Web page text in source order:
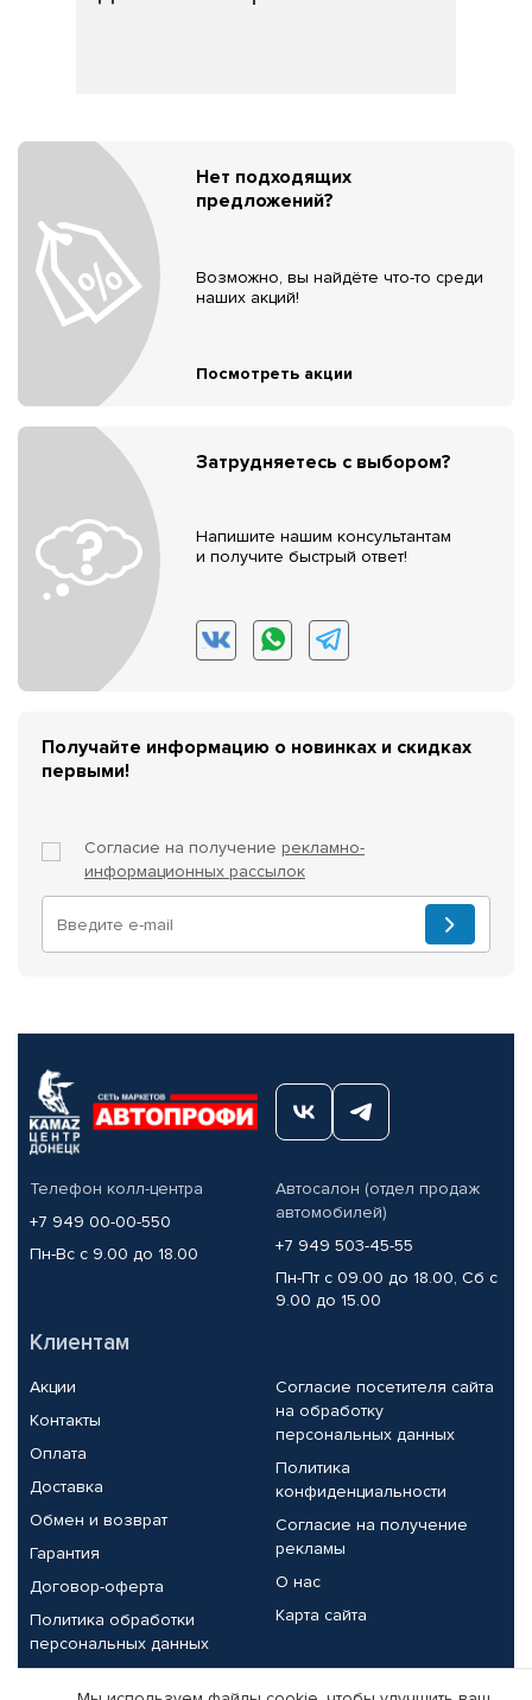
Нет подходящих
предложений?
Возможно, вы найдёте что-то среди
наших акций!
Посмотреть акции
Затрудняетесь с выбором?
Напишите нашим консультантам
и получите быстрый ответ!
Получайте информацию о новинках и скидках
первыми!
Согласие на получение рекламно-
информационных рассылок
Телефон колл-центра
+7 949 00-00-550
Пн-Вс с 9.00 до 18.00
Автосалон (отдел продаж
автомобилей)
+7 949 503-45-55
Пн-Пт с 09.00 до 18.00, Сб с
9.00 до 15.00
Клиентам
Акции
Контакты
Оплата
Доставка
Обмен и возврат
Гарантия
Договор-оферта
Политика обработки
персональных данных
Согласие посетителя сайта
на обработку
персональных данных
Политика
конфиденциальности
Согласие на получение
рекламы
О нас
Карта сайта